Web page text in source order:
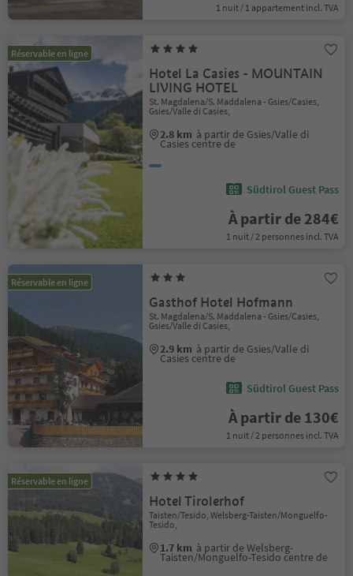
1 nuit / 1 appartement incl. TVA
Réservable en ligne
Hotel La Casies - MOUNTAIN
LIVING HOTEL
St. Magdalena/S. Maddalena - Gsies/Casies,
Gsies/Valle di Casies,
2.8 km à partir de Gsies/Valle di
Casies centre de
Südtirol Guest Pass
À partir de 284€
1 nuit / 2 personnes incl. TVA
Réservable en ligne
Gasthof Hotel Hofmann
St. Magdalena/S. Maddalena - Gsies/Casies,
Gsies/Valle di Casies,
2.9 km à partir de Gsies/Valle di
Casies centre de
Südtirol Guest Pass
À partir de 130€
1 nuit / 2 personnes incl. TVA
Réservable en ligne
Hotel Tirolerhof
Taisten/Tesido, Welsberg-Taisten/Monguelfo-
Tesido,
1.7 km à partir de Welsberg-
Taisten/Monguelfo-Tesido centre de